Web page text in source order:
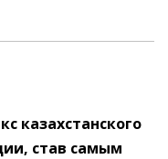
казахстанского
став самым